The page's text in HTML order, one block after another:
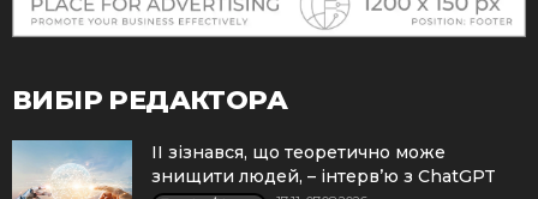
ВИБІР РЕДАКТОРА
ІІ зізнався, що теоретично може
знищити людей, – інтерв’ю з ChatGPT